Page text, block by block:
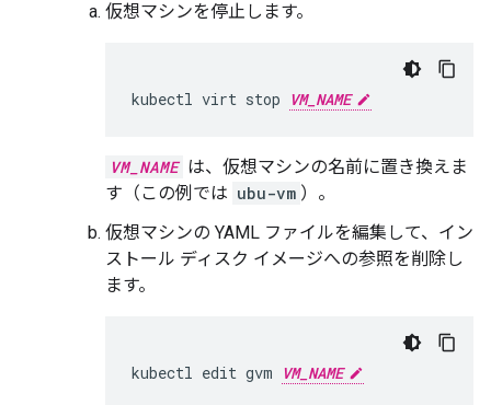
仮想マシンを停止します。
kubectl virt stop VM_NAME
VM_NAME は、仮想マシンの名前に置き換えま
す（この例では ubu-vm ）。
仮想マシンの YAML ファイルを編集して、イン
ストール ディスク イメージへの参照を削除し
ます。
kubectl edit gvm VM_NAME